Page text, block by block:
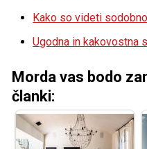
Kako so videti
Ugodna in kakovostna
Morda vas bodo
članki: